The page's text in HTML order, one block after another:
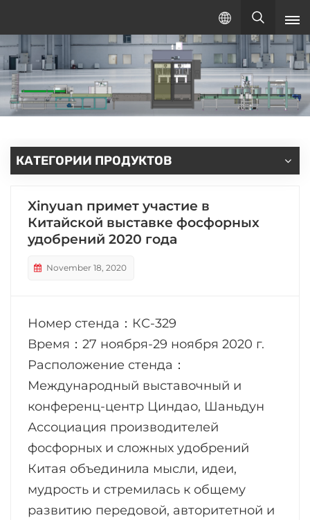
Русский
русский
English
español
КАТЕГОРИИ ПРОДУКТОВ
Xinyuan примет участие в
Китайской выставке фосфорных
удобрений 2020 года
November 18, 2020
Номер стенда ： КС-329
Время ： 27 ноября-29 ноября 2020 г.
Расположение стенда ：
Международный выставочный и
конференц-центр Циндао, Шаньдун
Ассоциация производителей
фосфорных и сложных удобрений
Китая объединила мысли, идеи,
мудрость и стремилась к общему
развитию передовой, авторитетной и